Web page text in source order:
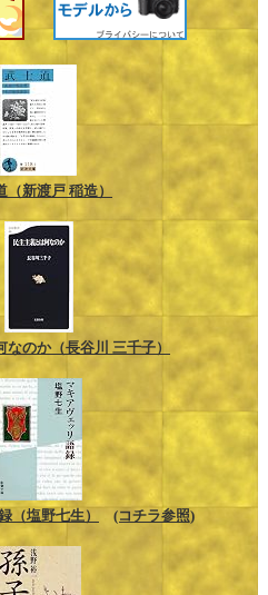
（新渡戸 稲造）
なのか（長谷川 三千子）
（塩野七生） (コチラ参照)